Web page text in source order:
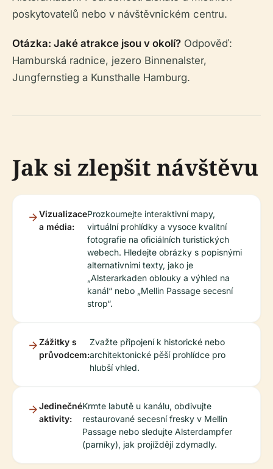
poskytovatelů nebo v návštěvnickém centru.
Otázka: Jaké atrakce jsou v okolí? Odpověď:
Hamburská radnice, jezero Binnenalster,
Jungfernstieg a Kunsthalle Hamburg.
Jak si zlepšit návštěvu
Vizualizace
a média:
Prozkoumejte interaktivní mapy,
virtuální prohlídky a vysoce kvalitní
fotografie na oficiálních turistických
webech. Hledejte obrázky s popisnými
alternativními texty, jako je
„Alsterarkaden oblouky a výhled na
kanál“ nebo „Mellin Passage secesní
strop“.
Zážitky s
průvodcem:
Zvažte připojení k historické nebo
architektonické pěší prohlídce pro
hlubší vhled.
Jedinečné
aktivity:
Krmte labutě u kanálu, obdivujte
restaurované secesní fresky v Mellin
Passage nebo sledujte Alsterdampfer
(parníky), jak projíždějí zdymadly.